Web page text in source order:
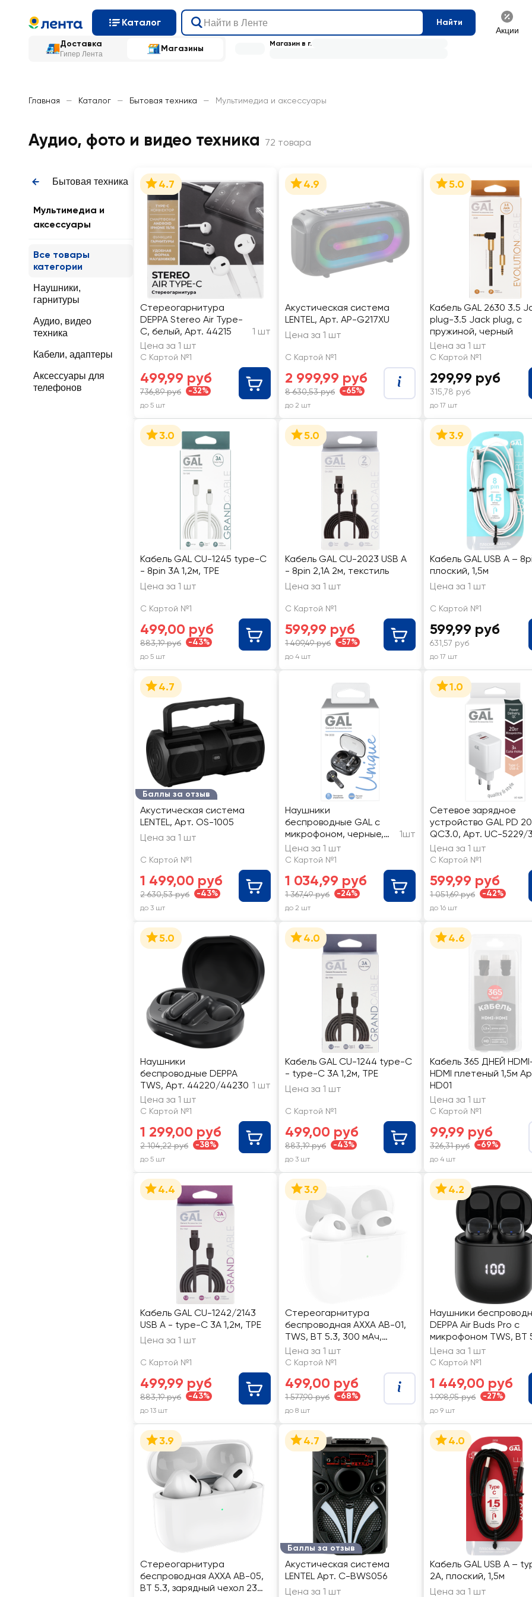
Каталог Найти
Акции
Доставка
Гипер Лента
Магазины Магазин в г.
Главная — Каталог — Бытовая техника — Мультимедиа и аксессуары
Аудио, фото и видео техника 72 товара
Бытовая техника
Мультимедиа и
аксессуары
Все товары
категории
Наушники,
гарнитуры
Аудио, видео
техника
Кабели, адаптеры
Аксессуары для
телефонов
4.7
Стереогарнитура
DEPPA Stereo Air Type-
C, белый, Арт. 44215
1 шт
Цена за 1 шт
С Картой №1
499,99 руб
736,89 руб -32%
до 5 шт
4.9
Акустическая система
LENTEL, Арт. AP-G217XU
Цена за 1 шт
С Картой №1
2 999,99 руб
8 630,53 руб -65%
до 2 шт
5.0
Кабель GAL 2630 3.5
plug-3.5 Jack plug, с
пружиной, черный
Цена за 1 шт
С Картой №1
299,99 руб
315,78 руб
до 17 шт
3.0
Кабель GAL CU-1245 type-C
- 8pin 3A 1,2м, TPE
Цена за 1 шт
С Картой №1
499,00 руб
883,19 руб -43%
до 5 шт
5.0
Кабель GAL CU-2023 USB A
- 8pin 2,1A 2м, текстиль
Цена за 1 шт
С Картой №1
599,99 руб
1 409,49 руб -57%
до 4 шт
3.9
Кабель GAL USB A –
плоский, 1,5м
Цена за 1 шт
С Картой №1
599,99 руб
631,57 руб
до 17 шт
Баллы за отзыв
4.7
Акустическая система
LENTEL, Арт. OS-1005
Цена за 1 шт
С Картой №1
1 499,00 руб
2 630,53 руб -43%
до 3 шт
Наушники
беспроводные GAL с
микрофоном, черные,
Арт. TW-3030/3040
1шт
Цена за 1 шт
С Картой №1
1 034,99 руб
1 367,49 руб -24%
до 2 шт
1.0
Сетевое зарядное
устройство GAL PD
QC3.0, Арт. UC-5229/
Цена за 1 шт
С Картой №1
599,99 руб
1 051,69 руб -42%
до 16 шт
5.0
Наушники
беспроводные DEPPA
TWS, Арт. 44220/44230 1 шт
Цена за 1 шт
С Картой №1
1 299,00 руб
2 104,22 руб -38%
до 5 шт
4.0
Кабель GAL CU-1244 type-C
- type-C 3A 1,2м, TPE
Цена за 1 шт
С Картой №1
499,00 руб
883,19 руб -43%
до 3 шт
4.6
Кабель 365 ДНЕЙ
HDMI плетеный 1,5м
HD01
Цена за 1 шт
С Картой №1
99,99 руб
326,31 руб -69%
до 4 шт
4.4
Кабель GAL CU-1242/2143
USB A - type-C 3A 1,2м, TPE
Цена за 1 шт
С Картой №1
499,99 руб
883,19 руб -43%
до 13 шт
3.9
Стереогарнитура
беспроводная AXXA AB-01,
TWS, BT 5.3, 300 мАч,
белый, Арт. 4049
Цена за 1 шт
С Картой №1
499,00 руб
1 577,90 руб -68%
до 8 шт
4.2
Наушники
DEPPA Air Buds Pro с
микрофоном TWS, BT
LED, 300 мАч, черный,
44193
Цена за 1 шт
С Картой №1
1 449,00 руб
1 998,95 руб -27%
до 9 шт
3.9
Стереогарнитура
беспроводная AXXA AB-05,
BT 5.3, зарядный чехол 230
Баллы за отзыв
4.7
Акустическая система
LENTEL Арт. C-BWS056
Цена за 1 шт
4.0
Кабель GAL USB A –
2А, плоский, 1,5м
Цена за 1 шт